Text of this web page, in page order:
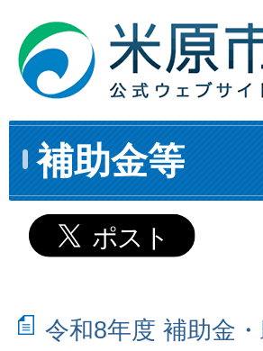
補助金等
令和8年度 補助金